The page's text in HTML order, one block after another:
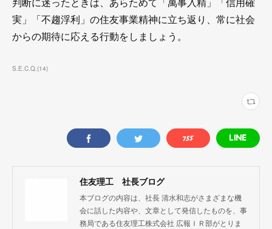
実」「不趨浮利」の住友事業精神に立ち返り、常に社会
からの期待に応える行動をしましょう。
S.E.C.Q.(14)
住友理工 社長ブログ
本ブログの内容は、社長 清水和志がさまざまな機
会に話した内容や、文章として発信したものを、事
務局である住友理工株式会社 広報ＩＲ部がとりま